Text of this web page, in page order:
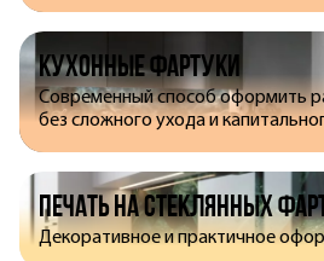
Кухонные фартуки
Современный способ оформить
без сложного ухода и
Печать на стеклянных
Декоративное и практичное